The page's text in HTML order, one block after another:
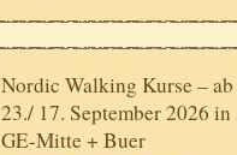
Nordic Walking Kurse – ab
23./ 17. September 2026 in
GE-Mitte + Buer